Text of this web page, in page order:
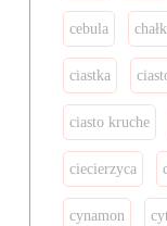
cebula
ciastka
ciasto kruche
ciecierzyca
cynamon